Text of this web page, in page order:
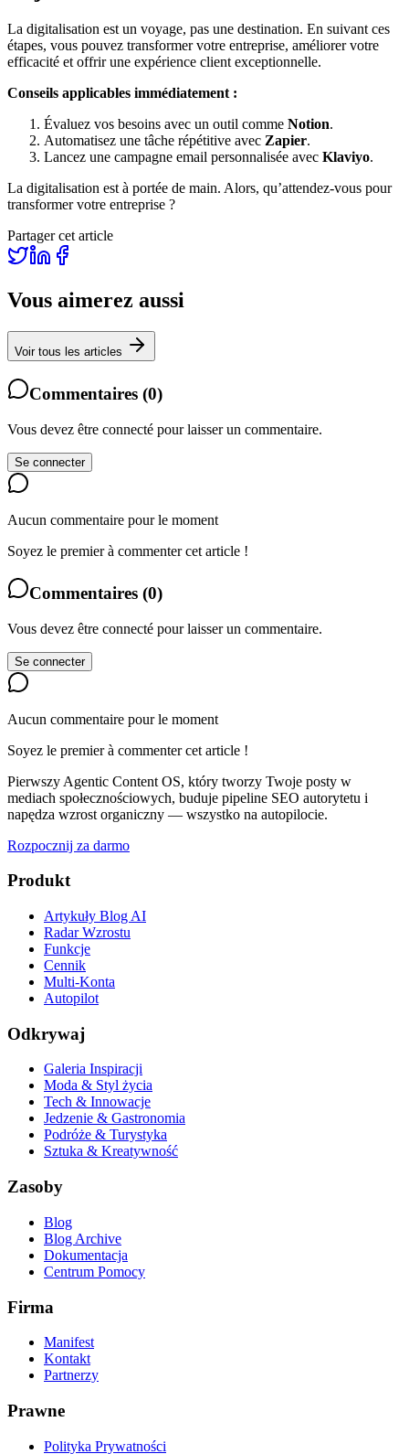
La digitalisation est un voyage, pas une destination. En suivant ces
étapes, vous pouvez transformer votre entreprise, améliorer votre
efficacité et offrir une expérience client exceptionnelle.
Conseils applicables immédiatement :
Évaluez vos besoins avec un outil comme Notion.
Automatisez une tâche répétitive avec Zapier.
Lancez une campagne email personnalisée avec Klaviyo.
La digitalisation est à portée de main. Alors, qu’attendez-vous pour
transformer votre entreprise ?
Partager cet article
Vous aimerez aussi
Voir tous les articles
Commentaires (0)
Vous devez être connecté pour laisser un commentaire.
Se connecter
Aucun commentaire pour le moment
Soyez le premier à commenter cet article !
Commentaires (0)
Vous devez être connecté pour laisser un commentaire.
Se connecter
Aucun commentaire pour le moment
Soyez le premier à commenter cet article !
Pierwszy Agentic Content OS, który tworzy Twoje posty w
mediach społecznościowych, buduje pipeline SEO autorytetu i
napędza wzrost organiczny — wszystko na autopilocie.
Rozpocznij za darmo
Produkt
Artykuły Blog AI
Radar Wzrostu
Funkcje
Cennik
Multi-Konta
Autopilot
Odkrywaj
Galeria Inspiracji
Moda & Styl życia
Tech & Innowacje
Jedzenie & Gastronomia
Podróże & Turystyka
Sztuka & Kreatywność
Zasoby
Blog
Blog Archive
Dokumentacja
Centrum Pomocy
Firma
Manifest
Kontakt
Partnerzy
Prawne
Polityka Prywatności